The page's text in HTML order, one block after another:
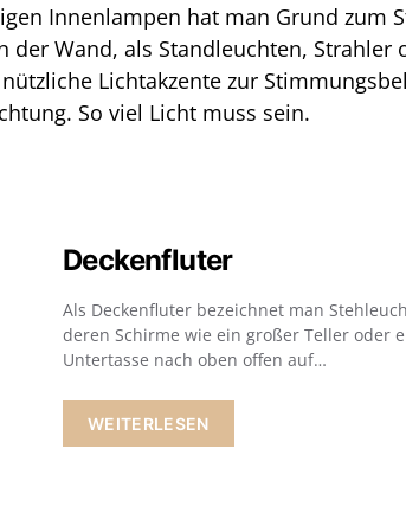
Innenlampen hat man Grund zum
der Wand, als Standleuchten, Strahler
Lichtakzente zur
So viel Licht muss sein.
Deckenfluter
Als Deckenfluter bezeichnet man
deren Schirme wie ein großer Teller oder
Untertasse nach oben offen auf…
WEITERLESEN